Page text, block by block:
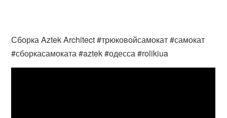
Сборка Aztek Architect #трюковойсамокат #самокат
#сборкасамоката #aztek #одесса #rolikiua